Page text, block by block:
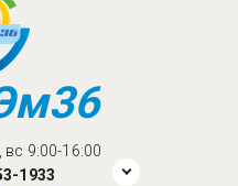
вс 9:00-16:00
1933